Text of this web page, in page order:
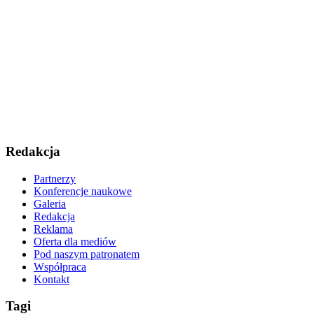
Redakcja
Partnerzy
Konferencje naukowe
Galeria
Redakcja
Reklama
Oferta dla mediów
Pod naszym patronatem
Współpraca
Kontakt
Tagi